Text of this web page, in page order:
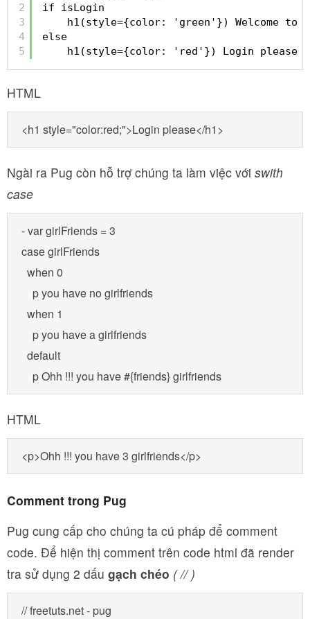
2
3
4
5
if isLogin
h1(style={color: 'green'}) Welcome to
else
h1(style={color: 'red'}) Login please
HTML
<h1 style="color:red;">Login please</h1>
Ngài ra Pug còn hỗ trợ chúng ta làm việc với swith
case
- var girlFriends = 3
case girlFriends
  when 0
    p you have no girlfriends
  when 1
    p you have a girlfriends
  default
    p Ohh !!! you have #{friends} girlfriends
HTML
<p>Ohh !!! you have 3 girlfriends</p>
Comment trong Pug
Pug cung cấp cho chúng ta cú pháp để comment
code. Để hiện thị comment trên code html đã render
tra sử dụng 2 dấu gạch chéo ( // )
// freetuts.net - pug